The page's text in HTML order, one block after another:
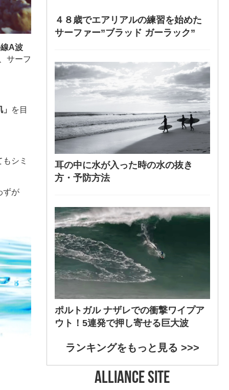
A波
サーフ
を目
シミ
ずが
４８歳でエアリアルの練習を始めた
サーファー”ブラッド ガーラック”
耳の中に水が入った時の水の抜き
方・予防方法
ポルトガル ナザレでの衝撃ワイプア
ウト！5連発で押し寄せる巨大波
ランキングをもっと見る >>>
ALLIANCE SITE